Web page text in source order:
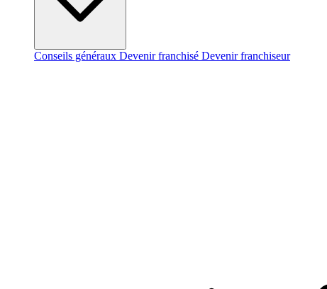
Conseils généraux Devenir franchisé Devenir franchiseur